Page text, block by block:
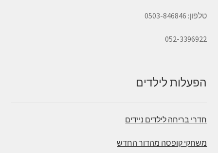
טלפון: 0503-846846
052-3396922
הפעלות לילדים
חדרי בריחה לילדים ניידים
משחקי קופסה מהדור החדש